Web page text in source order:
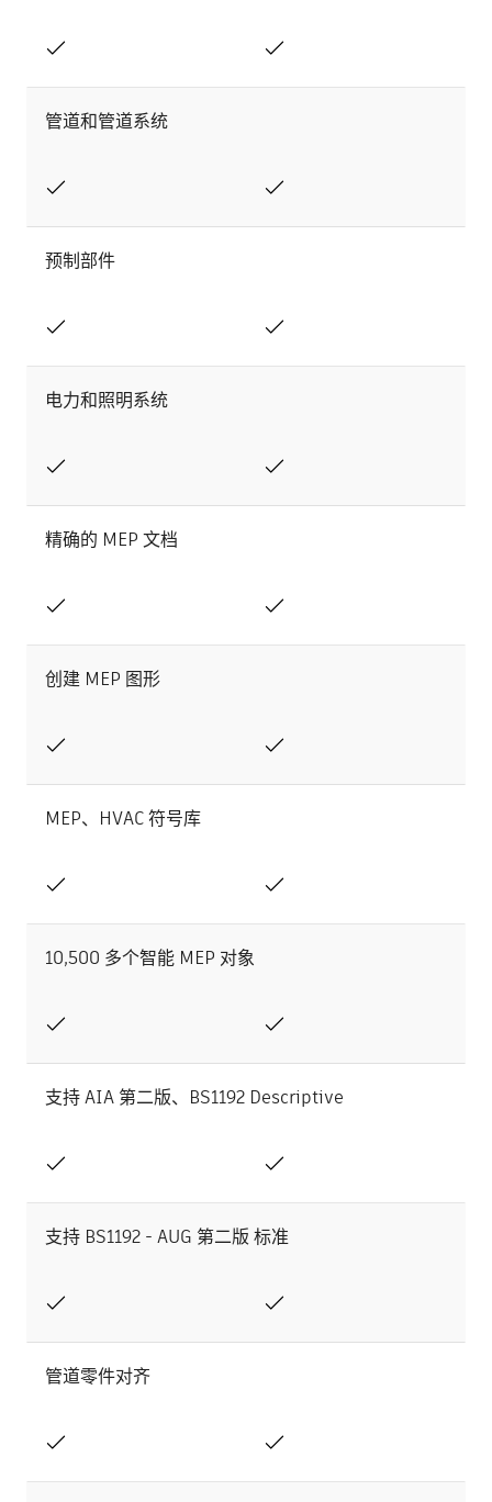
管道和管道系统
预制部件
电力和照明系统
精确的 MEP 文档
创建 MEP 图形
MEP、HVAC 符号库
10,500 多个智能 MEP 对象
支持 AIA 第二版、BS1192 Descriptive
支持 BS1192 - AUG 第二版 标准
管道零件对齐